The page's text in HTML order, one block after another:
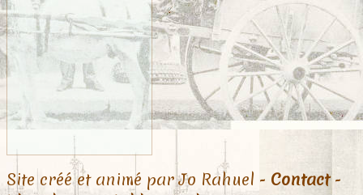
Site créé et animé par Jo Rahuel - Contact-